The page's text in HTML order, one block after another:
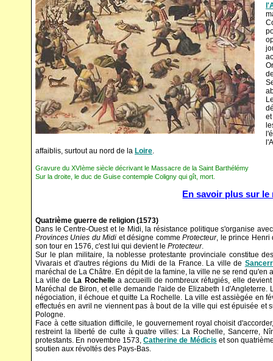
affaiblis, surtout au nord de la Loire.
Gravure du XVIème siècle décrivant le Massacre de la Saint Barthélémy
Sur la droite, le duc de Guise contemple Coligny qui gît, mort.
En savoir plus sur le
Quatrième guerre de religion (1573)
Dans le Centre-Ouest et le Midi, la résistance politique s'organise
Provinces Unies du Midi et désigne commeProtecteur, le prince Henri
son tour en 1576, c'est lui qui devient le Protecteur.
Sur le plan militaire, la noblesse protestante provinciale constitue
Vivarais et d'autres régions du Midi de la France. La ville de
maréchal de La Châtre. En dépit de la famine, la ville ne se rend qu'en
La ville de La Rochellea accueilli de nombreux réfugiés, elle
Maréchal de Biron, et elle demande l'aide de Elizabeth I
négociation, il échoue et quitte La Rochelle. La ville est assiègée en
effectués en avril ne viennent pas à bout de la ville qui est épuisée et
Pologne.
Face à cette situation difficile, le gouvernement royal choisit
restreint la liberté de culte à quatre villes: La Rochelle, Sancerre,
protestants. En novembre 1573,Catherine de Médicis et son
soutien aux révoltés des Pays-Bas.